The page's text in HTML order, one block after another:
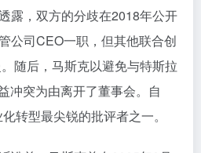
露，双方的分歧在2018年公开
公司CEO一职，但其他联合创
随后，马斯克以避免与特斯拉
冲突为由离开了董事会。自
转型最尖锐的批评者之一。